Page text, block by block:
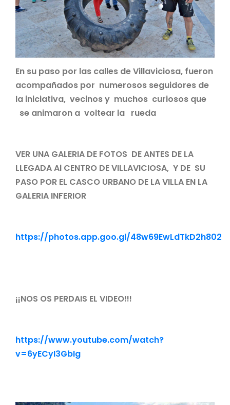
En su paso por las calles de Villaviciosa, fueron
acompañados por numerosos seguidores de
la iniciativa, vecinos y muchos curiosos que
se animaron a voltear la rueda
VER UNA GALERIA DE FOTOS DE ANTES DE LA
LLEGADA Al CENTRO DE VILLAVICIOSA, Y DE SU
PASO POR EL CASCO URBANO DE LA VILLA EN LA
GALERIA INFERIOR
https://photos.app.goo.gl/48w69EwLdTkD2h802
¡¡NOS OS PERDAIS EL VIDEO!!!
https://www.youtube.com/watch?
v=6yECyI3GbIg